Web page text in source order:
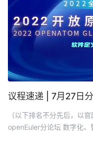
议程速递 | 7月27日
（以下排名不分先后，以
openEuler分论坛 数字化、